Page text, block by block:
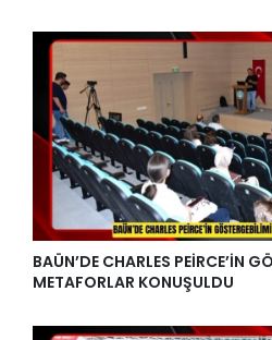
BAÜN’DE CHARLES PEİRCE’İN
METAFORLAR KONUŞULDU